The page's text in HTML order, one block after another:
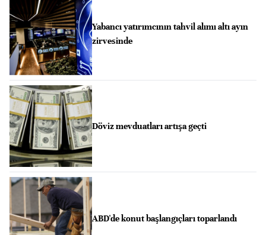
Yabancı yatırımcının tahvil alımı altı ayın
zirvesinde
Döviz mevduatları artışa geçti
ABD'de konut başlangıçları toparlandı